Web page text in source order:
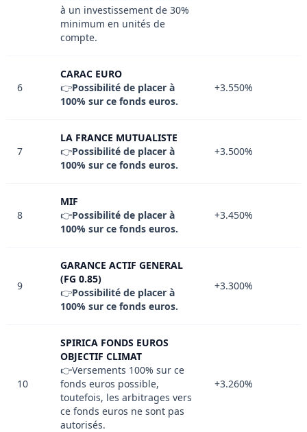
à un investissement de 30%
minimum en unités de
compte.
6
CARAC EURO
👉Possibilité de placer à
100% sur ce fonds euros.
+3.550%
7
LA FRANCE MUTUALISTE
👉Possibilité de placer à
100% sur ce fonds euros.
+3.500%
8
MIF
👉Possibilité de placer à
100% sur ce fonds euros.
+3.450%
9
GARANCE ACTIF GENERAL
(FG 0.85)
👉Possibilité de placer à
100% sur ce fonds euros.
+3.300%
10
SPIRICA FONDS EUROS
OBJECTIF CLIMAT
👉Versements 100% sur ce
fonds euros possible,
toutefois, les arbitrages vers
ce fonds euros ne sont pas
autorisés.
+3.260%